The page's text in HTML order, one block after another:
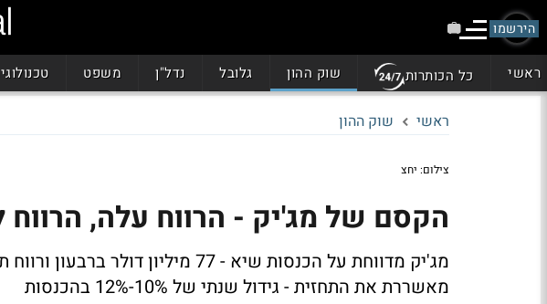
הירשמו
ראשי כל הכותרות שוק ההון גלובל נדל"ן משפט
ראשי שוק ההון
צילום: יחצ
הקסם של מג'יק - הרווח עלה, הרווח
מאשררת את התחזית - גידול שנתי של 10%-12% בהכנסות